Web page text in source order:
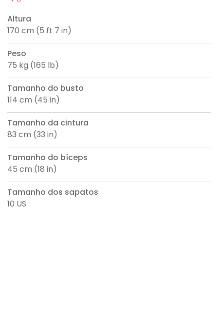
Altura
170 cm (5 ft 7 in)
Peso
75 kg (165 lb)
Tamanho do busto
114 cm (45 in)
Tamanho da cintura
83 cm (33 in)
Tamanho do bíceps
45 cm (18 in)
Tamanho dos sapatos
10 US